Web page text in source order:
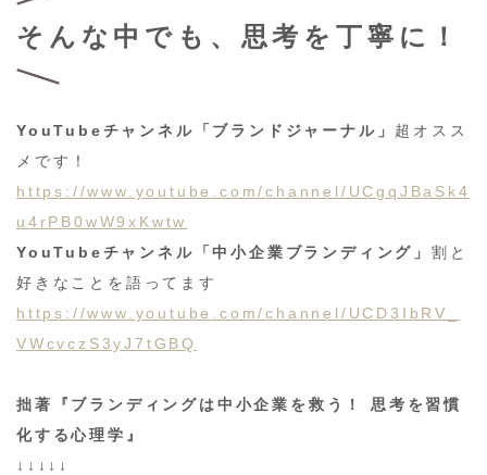
そんな中でも、思考を丁寧に！
YouTubeチャンネル「ブランドジャーナル」 超オスス
メです！
https://www.youtube.com/channel/UCgqJBaSk4
u4rPB0wW9xKwtw
YouTubeチャンネル「中小企業ブランディング」 割と
好きなことを語ってます
https://www.youtube.com/channel/UCD3IbRV_
VWcvczS3yJ7tGBQ
拙著『ブランディングは中小企業を救う！ 思考を習慣
化する心理学』
↓↓↓↓↓